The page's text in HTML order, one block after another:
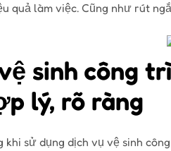
quả làm việc. Cũng như rút
sinh công
lý, rõ ràng
sử dụng dịch vụ vệ sinh